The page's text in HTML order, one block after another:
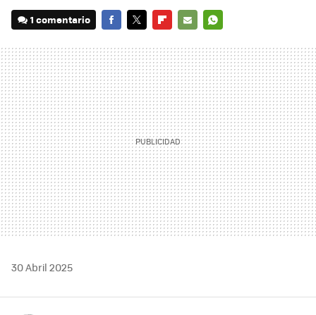
1 comentario
MAIL
30 Abril 2025